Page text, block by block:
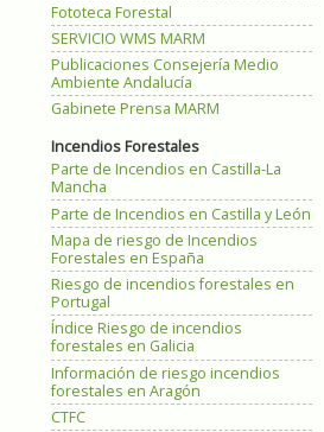
Fototeca Forestal
SERVICIO WMS MARM
Publicaciones Consejería Medio
Ambiente Andalucía
Gabinete Prensa MARM
Incendios Forestales
Parte de Incendios en Castilla-La
Mancha
Parte de Incendios en Castilla y León
Mapa de riesgo de Incendios
Forestales en España
Riesgo de incendios forestales en
Portugal
Índice Riesgo de incendios
forestales en Galicia
Información de riesgo incendios
forestales en Aragón
CTFC